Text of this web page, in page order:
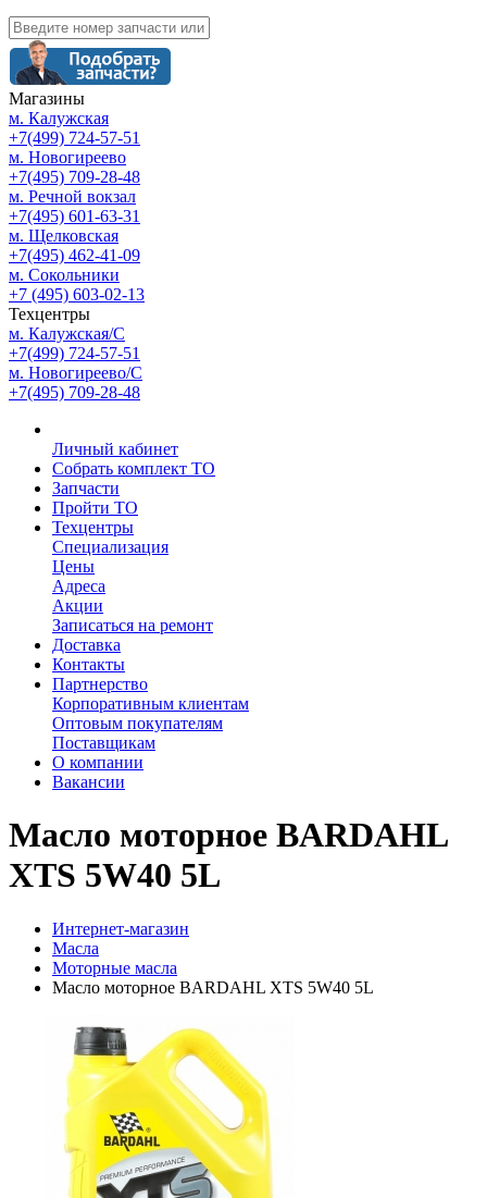
Магазины
м. Калужская
+7(499) 724-57-51
м. Новогиреево
+7(495) 709-28-48
м. Речной вокзал
+7(495) 601-63-31
м. Щелковская
+7(495) 462-41-09
м. Сокольники
+7 (495) 603-02-13
Техцентры
м. Калужская/С
+7(499) 724-57-51
м. Новогиреево/С
+7(495) 709-28-48
Личный кабинет
Собрать комплект ТО
Запчасти
Пройти ТО
Техцентры
Специализация
Цены
Адреса
Акции
Записаться на ремонт
Доставка
Контакты
Партнерство
Корпоративным клиентам
Оптовым покупателям
Поставщикам
О компании
Вакансии
Масло моторное BARDAHL
XTS 5W40 5L
Интернет-магазин
Масла
Моторные масла
Масло моторное BARDAHL XTS 5W40 5L